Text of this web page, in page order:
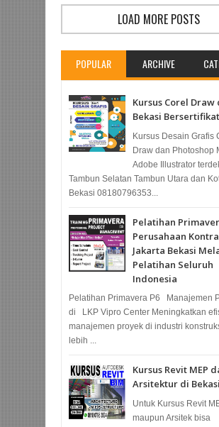
LOAD MORE POSTS
POPULAR ARCHIVE
Kursus Corel Draw
Bekasi Bersertifikat
Kursus Desain Grafis
Draw dan Photoshop
Adobe Illustrator
Tambun Selatan Tambun Utara dan
Bekasi 08180796353...
Pelatihan
Perusahaan
Jakarta Bekasi
Pelatihan Seluruh
Indonesia
Pelatihan Primavera P6 Manajemen
di LKP Vipro Center Meningkatkan
manajemen proyek di industri
lebih ...
Kursus Revit MEP
Arsitektur di Bekasi
Untuk Kursus Revit
maupun Arsitek bisa